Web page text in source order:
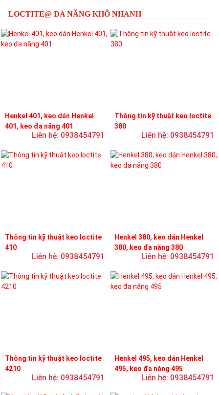
LOCTITE@ ĐA NĂNG KHÔ NHANH
Henkel 401, keo dán Henkel
401, keo đa năng 401
Liên hệ: 0938454791
Thông tin kỹ thuật keo loctite
380
Liên hệ: 0938454791
Thông tin kỹ thuật keo loctite
410
Liên hệ: 0938454791
Henkel 380, keo dán Henkel
380, keo đa năng 380
Liên hệ: 0938454791
Thông tin kỹ thuật keo loctite
4210
Liên hệ: 0938454791
Henkel 495, keo dán Henkel
495, keo đa năng 495
Liên hệ: 0938454791